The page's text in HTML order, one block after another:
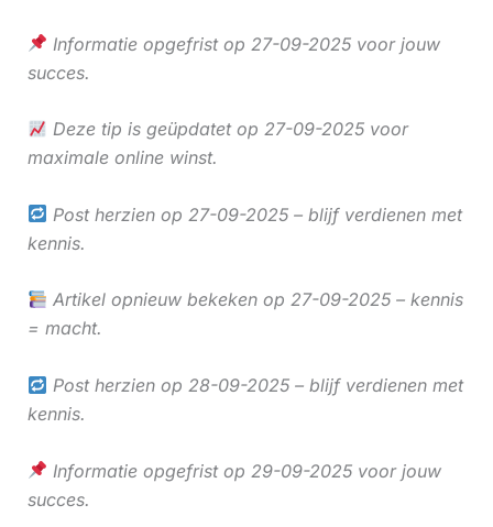
Informatie opgefrist op 27-09-2025 voor jouw
succes.
Deze tip is geüpdatet op 27-09-2025 voor
maximale online winst.
Post herzien op 27-09-2025 – blijf verdienen met
kennis.
Artikel opnieuw bekeken op 27-09-2025 – kennis
= macht.
Post herzien op 28-09-2025 – blijf verdienen met
kennis.
Informatie opgefrist op 29-09-2025 voor jouw
succes.